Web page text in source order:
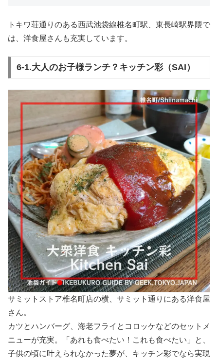
トキワ荘通りのある西武池袋線椎名町駅、東長崎駅界隈で
は、洋食屋さんも充実しています。
6-1.大人のお子様ランチ？キッチン彩（SAI）
サミットストア椎名町店の横、サミット通りにある洋食屋
さん。
カツとハンバーグ、海老フライとコロッケなどのセットメ
ニューが充実。「あれも食べたい！これも食べたい」と、
子供の頃に叶えられなかった夢が、キッチン彩でなら実現